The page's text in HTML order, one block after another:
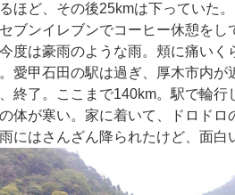
ほど、その後25kmは下っていた
ブンイレブンでコーヒー休憩をし
度は豪雨のような雨。頬に痛いく
愛甲石田の駅は過ぎ、厚木市内が
終了。ここまで140km。駅で輪行
体が寒い。家に着いて、ドロドロ
にはさんざん降られたけど、面白